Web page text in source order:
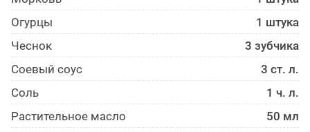
Огурцы
1 штука
Чеснок
3 зубчика
Соевый соус
3 ст. л.
Соль
1 ч. л.
Растительное масло
50 мл